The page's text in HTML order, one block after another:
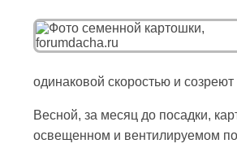
одинаковой скоростью и
Весной, за месяц до посадки,
освещенном и вентилируемом